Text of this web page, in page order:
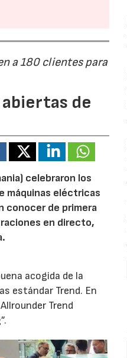
a 180 clientes para
de
celebraron los
máquinas eléctricas
conocer de primera
en directo,
acogida de la
estándar Trend. En
Trend